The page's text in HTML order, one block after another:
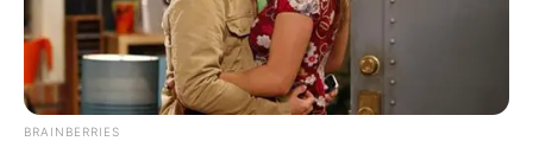
BRAINBERRIES